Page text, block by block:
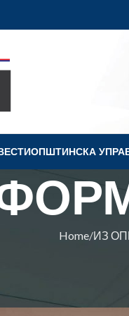
OПШТИНСКА
Home ИЗ
Ковин On 9. februar 2026.